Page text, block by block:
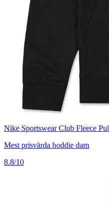
Nike Sportswear Club Fleece
Mest prisvärda hoddie dam
8.8/10